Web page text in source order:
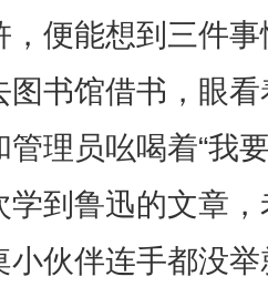
，便能想到三件
图书馆借书，眼
管理员吆喝着“我
学到鲁迅的文章
小伙伴连手都没